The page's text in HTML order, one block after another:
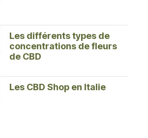
Les différents types de
concentrations de fleurs
de CBD
Les CBD Shop en Italie